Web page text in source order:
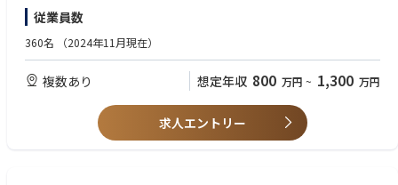
案・数量算出などの実務にも関わります。現在は延べ面積1,000㎡前後の
新設・改修が主流ですが、今後はより大きな規模や難易度の高い案件にも
挑戦していきます。
上水道施設の新築における詳細設計（管理棟、電気棟、機械棟） ・下水処
施設の基本設計（管理棟、昇降機棟、水門上屋）
【当社の業務スタイル】
従業員数
360名 （2024年11月現在）
複数あり 想定年収 800 万円 ~ 1,300 万円
求人エントリー